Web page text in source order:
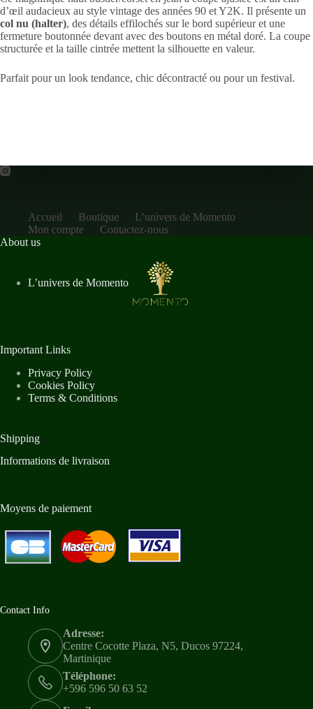
d’œil audacieux au style vintage des années 90 et Y2K. Il présente un
col nu (halter), des détails effilochés sur le bord supérieur et une
fermeture boutonnée devant avec des boutons en métal doré. La coupe
structurée et la taille cintrée mettent la silhouette en valeur.
Parfait pour un look tendance, chic décontracté ou pour un festival.
Accueil Boutique
L’univers de Momento
Mon compte
Contactez-nous
About us
L’univers de Momento
Important Links
Privacy Policy
Cookies Policy
Terms & Conditions
Shipping
Informations de livraison
Moyens de paiement
Contact Info
Adresse:
Centre Cocotte Plaza, N5, Ducos 97224,
Martinique
Téléphone:
+596 596 50 63 52